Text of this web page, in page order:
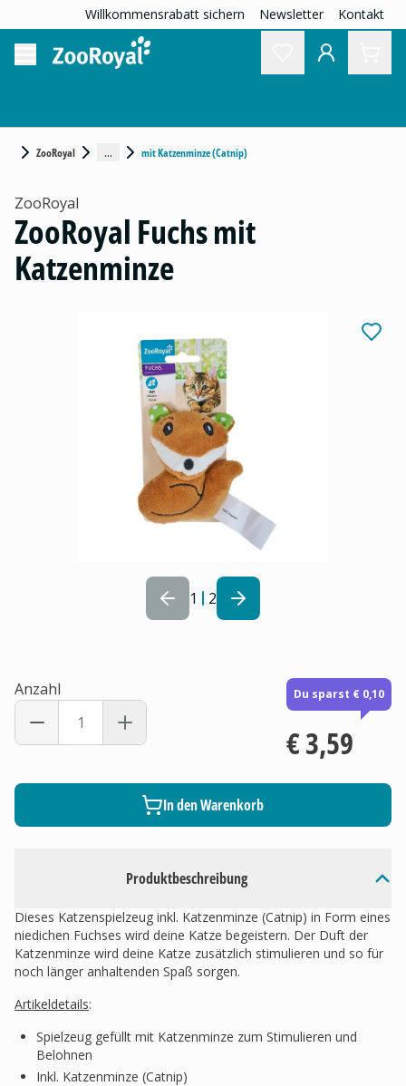
Willkommensrabatt sichern Newsletter Kontakt
ZooRoyal ... mit Katzenminze (Catnip)
1 2
Produktbeschreibung
Dieses Katzenspielzeug inkl. Katzenminze (Catnip) in Form eines
niedichen Fuchses wird deine Katze begeistern. Der Duft der
Katzenminze wird deine Katze zusätzlich stimulieren und so für
noch länger anhaltenden Spaß sorgen.
Artikeldetails:
Spielzeug gefüllt mit Katzenminze zum Stimulieren und
Belohnen
Inkl. Katzenminze (Catnip)
ZooRoyal
ZooRoyal Fuchs mit
Katzenminze
Anzahl Du sparst € 0,10
€ 3,59
In den Warenkorb